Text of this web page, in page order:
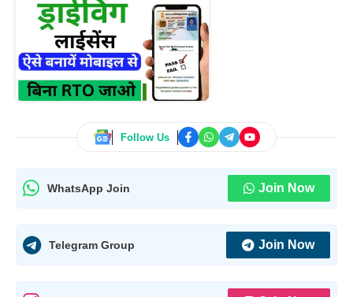
Follow Us
WhatsApp Join Join Now
Telegram Group Join Now